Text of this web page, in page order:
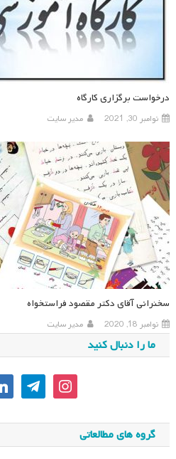
درخواست برگزاری کارگاه
نوامبر 30, 2021 مدیر سایت
سخنرانی آقای دکتر مقصود فراستخواه
نوامبر 18, 2020 مدیر سایت
ما را دنبال کنید
instagram
telegram
گروه های مطالعاتی